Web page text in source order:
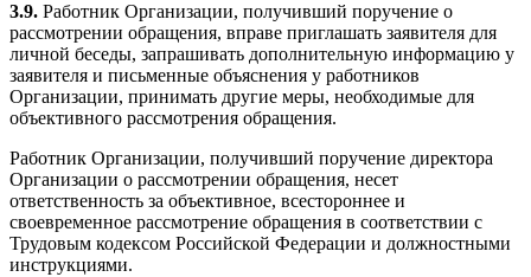
3.9. Работник Организации, получивший поручение о
рассмотрении обращения, вправе приглашать заявителя для
личной беседы, запрашивать дополнительную информацию у
заявителя и письменные объяснения у работников
Организации, принимать другие меры, необходимые для
объективного рассмотрения обращения.
Работник Организации, получивший поручение директора
Организации о рассмотрении обращения, несет
ответственность за объективное, всестороннее и
своевременное рассмотрение обращения в соответствии с
Трудовым кодексом Российской Федерации и должностными
инструкциями.